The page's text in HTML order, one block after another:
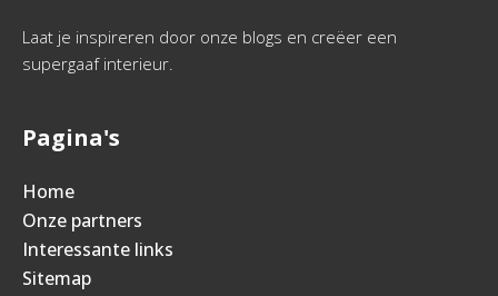
Laat je inspireren door onze blogs en creëer een
supergaaf interieur.
Pagina's
Home
Onze partners
Interessante links
Sitemap